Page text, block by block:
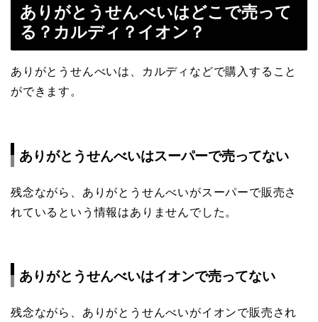
ありがとうせんべいはどこで売って
る？カルディ？イオン？
ありがとうせんべいは、カルディなどで購入すること
ができます。
ありがとうせんべいはスーパーで売ってない
残念ながら、ありがとうせんべいがスーパーで販売さ
れているという情報はありませんでした。
ありがとうせんべいはイオンで売ってない
残念ながら、ありがとうせんべいがイオンで販売され